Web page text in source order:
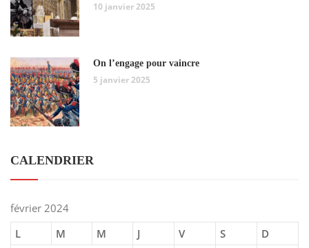
10 janvier 2025
On l’engage pour vaincre
5 janvier 2025
CALENDRIER
février 2024
L
M M J V S
D